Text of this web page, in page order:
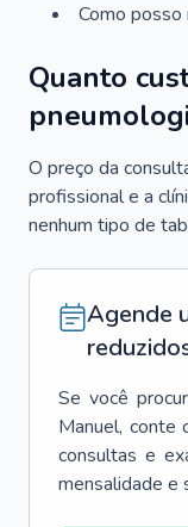
Como
Quanto
O preço da
profissional e a
nenhum tipo de
Agende
Se você
Manuel, conte
consultas e
mensalidade e